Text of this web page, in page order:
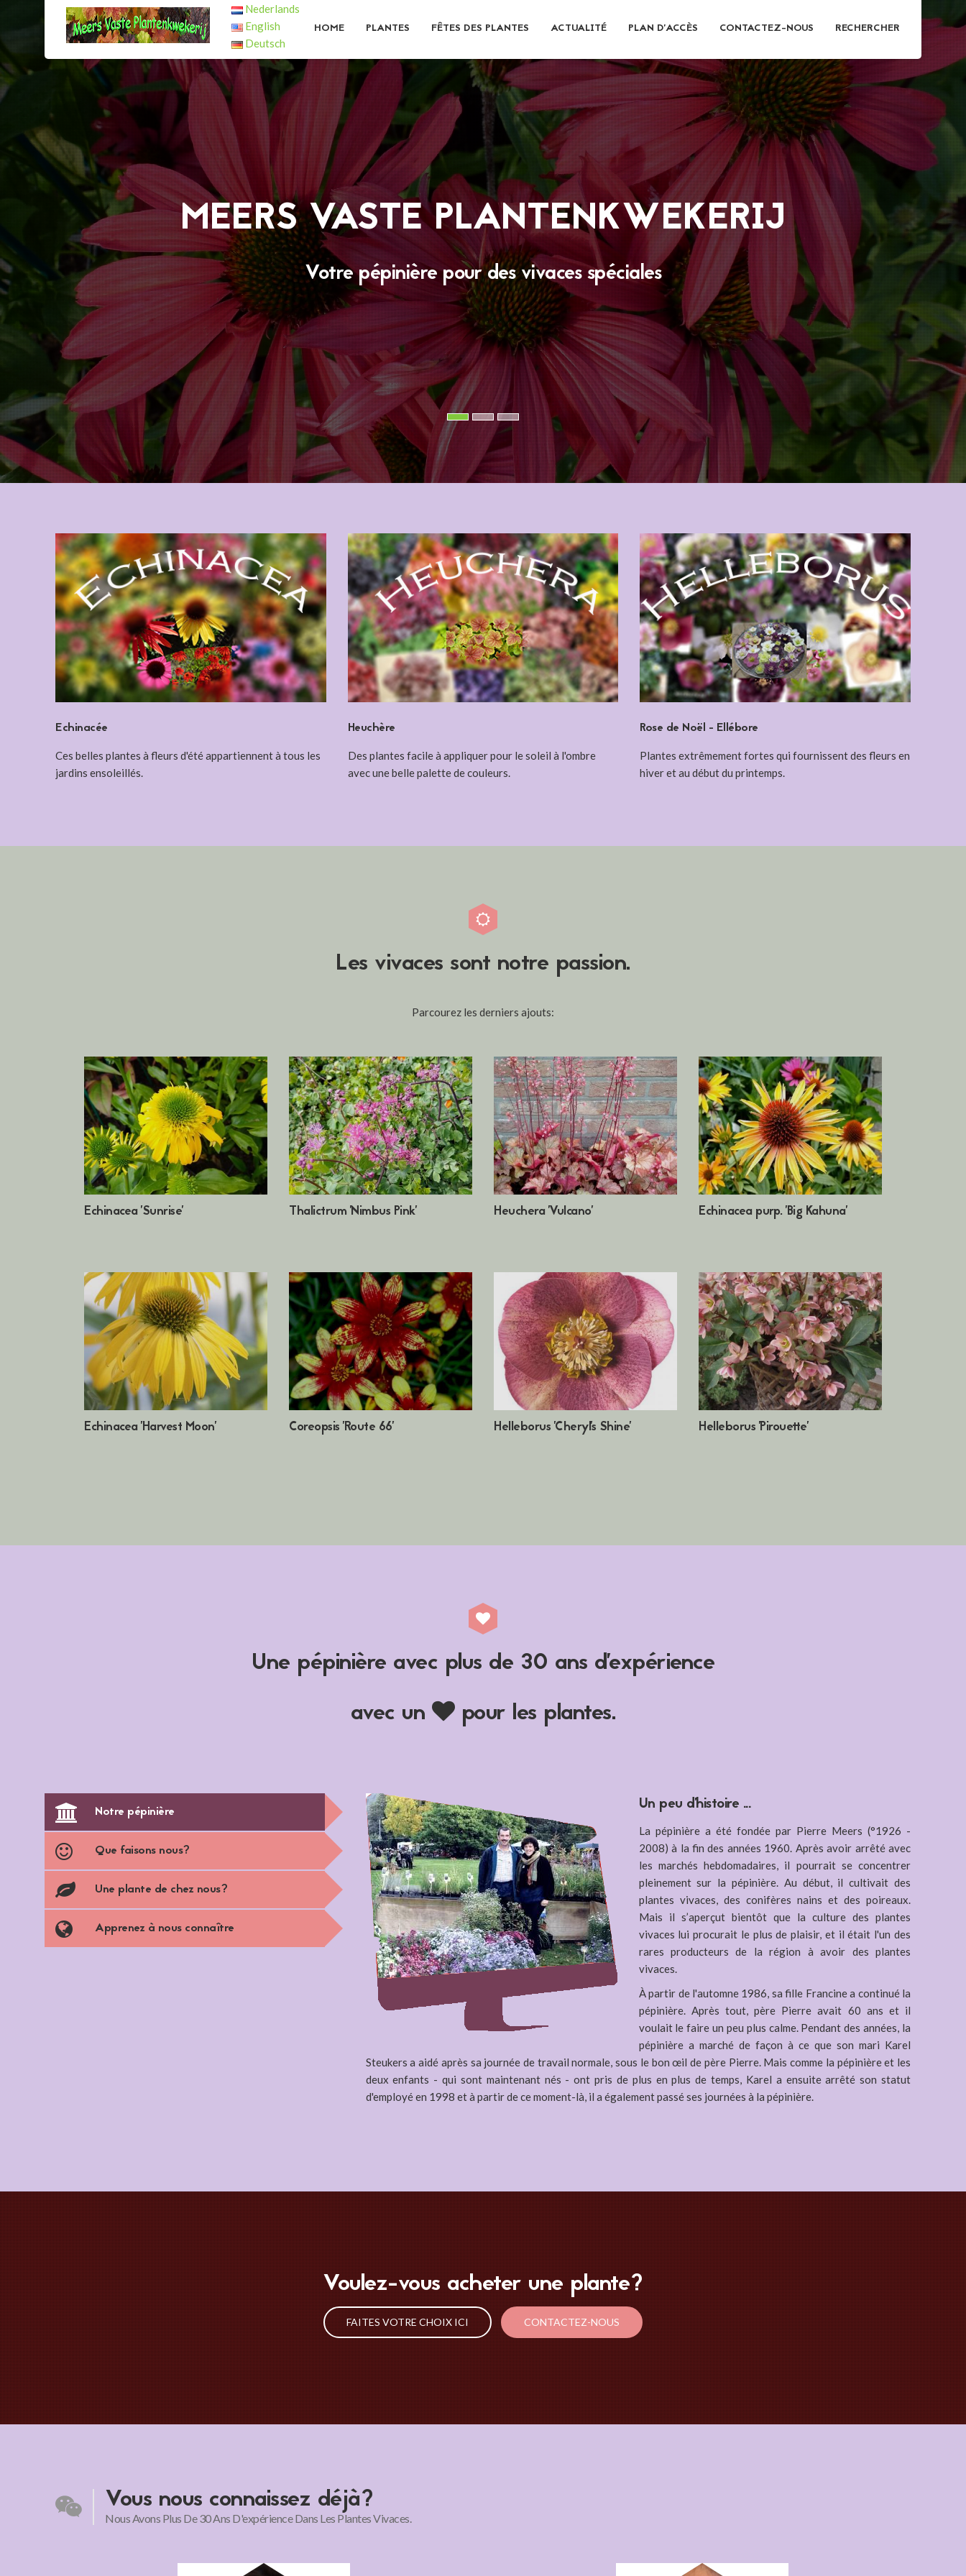
Nederlands
English
Deutsch
HOME PLANTES FÊTES DES PLANTES ACTUALITÉ PLAN D’ACCÈS CONTACTEZ-NOUS RECHERCHER
VOULEZ-VOUS ACHETER UNE PLANTE?
REGARDEZ NOTRE AGENDA DES FÊTES DES PLANTES
Echinacée
Ces belles plantes à fleurs d'été appartiennent à tous les
jardins ensoleillés.
Heuchère
Des plantes facile à appliquer pour le soleil à l'ombre
avec une belle palette de couleurs.
Rose de Noël - Ellébore
Plantes extrêmement fortes qui fournissent des fleurs en
hiver et au début du printemps.
Les vivaces sont notre passion.
Parcourez les derniers ajouts:
Echinacea 'Sunrise' Thalictrum 'Nimbus Pink' Heuchera 'Vulcano' Echinacea purp. 'Big Kahuna'
Echinacea 'Harvest Moon' Coreopsis 'Route 66' Helleborus 'Cheryl's Shine' Helleborus 'Pirouette'
Une pépinière avec plus de 30 ans d'expérience
avec un
pour les plantes.
Notre pépinière
Que faisons nous?
Une plante de chez nous?
Apprenez à nous connaître
Un peu d'histoire ...
La pépinière a été fondée par Pierre Meers (°1926 -
2008) à la fin des années 1960. Après avoir arrêté avec
les marchés hebdomadaires, il pourrait se concentrer
pleinement sur la pépinière. Au début, il cultivait des
plantes vivaces, des conifères nains et des poireaux.
Mais il s’aperçut bientôt que la culture des plantes
vivaces lui procurait le plus de plaisir, et il était l'un des
rares producteurs de la région à avoir des plantes
vivaces.
À partir de l'automne 1986, sa fille Francine a continué la
pépinière. Après tout, père Pierre avait 60 ans et il
voulait le faire un peu plus calme. Pendant des années, la
pépinière a marché de façon à ce que son mari Karel
Steukers a aidé après sa journée de travail normale, sous le bon œil de père Pierre. Mais comme la pépinière et les
deux enfants - qui sont maintenant nés - ont pris de plus en plus de temps, Karel a ensuite arrêté son statut
d'employé en 1998 et à partir de ce moment-là, il a également passé ses journées à la pépinière.
Voulez-vous acheter une plante?
FAITES VOTRE CHOIX ICI CONTACTEZ-NOUS
Vous nous connaissez déjà?
Nous Avons Plus De 30 Ans D'expérience Dans Les Plantes Vivaces.